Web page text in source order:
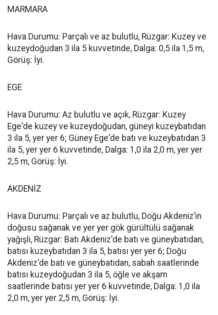
MARMARA
Hava Durumu: Parçalı ve az bulutlu, Rüzgar: Kuzey ve
kuzeydoğudan 3 ila 5 kuvvetinde, Dalga: 0,5 ila 1,5 m,
Görüş: İyi.
EGE
Hava Durumu: Az bulutlu ve açık, Rüzgar: Kuzey
Ege'de kuzey ve kuzeydoğudan, güneyi kuzeybatıdan
3 ila 5, yer yer 6; Güney Ege'de batı ve kuzeybatıdan 3
ila 5, yer yer 6 kuvvetinde, Dalga: 1,0 ila 2,0 m, yer yer
2,5 m, Görüş: İyi.
AKDENİZ
Hava Durumu: Parçalı ve az bulutlu, Doğu Akdeniz’in
doğusu sağanak ve yer yer gök gürültülü sağanak
yağışlı, Rüzgar: Batı Akdeniz'de batı ve güneybatıdan,
batısı kuzeybatıdan 3 ila 5, batısı yer yer 6; Doğu
Akdeniz'de batı ve güneybatıdan, sabah saatlerinde
batısı kuzeydoğudan 3 ila 5, öğle ve akşam
saatlerinde batısı yer yer 6 kuvvetinde, Dalga: 1,0 ila
2,0 m, yer yer 2,5 m, Görüş: İyi.